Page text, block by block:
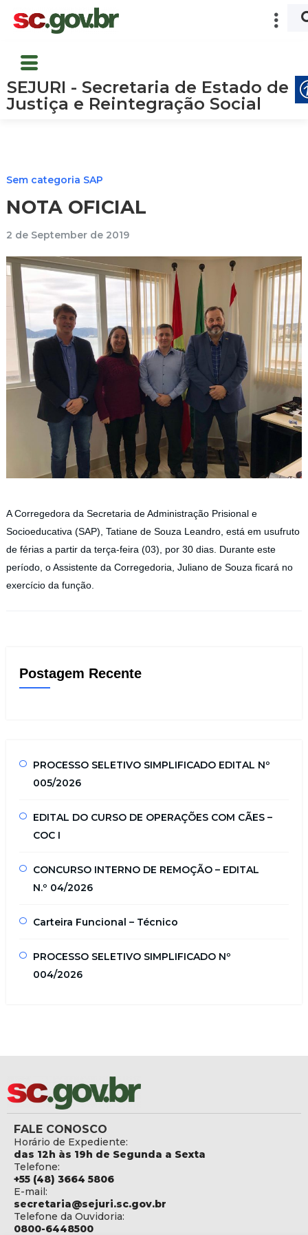
SEJURI - Secretaria de Estado de
Justiça e Reintegração Social
Sem categoria SAP
NOTA OFICIAL
2 de September de 2019
A Corregedora da Secretaria de Administração Prisional e
Socioeducativa (SAP), Tatiane de Souza Leandro, está em usufruto
de férias a partir da terça-feira (03), por 30 dias. Durante este
período, o Assistente da Corregedoria, Juliano de Souza ficará no
exercício da função.
Postagem Recente
PROCESSO SELETIVO SIMPLIFICADO EDITAL Nº
005/2026
EDITAL DO CURSO DE OPERAÇÕES COM CÃES –
COC I
CONCURSO INTERNO DE REMOÇÃO – EDITAL
N.º 04/2026
Carteira Funcional – Técnico
PROCESSO SELETIVO SIMPLIFICADO Nº
004/2026
FALE CONOSCO
Horário de Expediente:
das 12h às 19h de Segunda a Sexta
Telefone:
+55 (48) 3664 5806
E-mail:
secretaria@sejuri.sc.gov.br
Telefone da Ouvidoria:
0800-6448500